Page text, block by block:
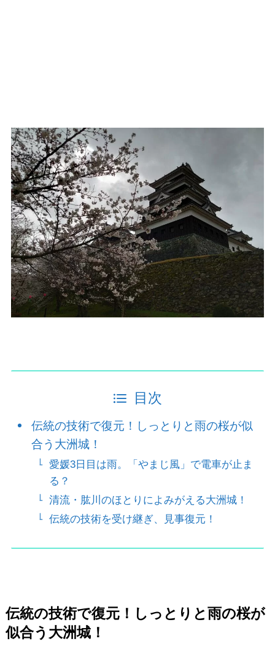
目次
伝統の技術で復元！しっとりと雨の桜が似
合う大洲城！
愛媛3日目は雨。「やまじ風」で電車が止ま
る？
清流・肱川のほとりによみがえる大洲城！
伝統の技術を受け継ぎ、見事復元！
伝統の技術で復元！しっとりと雨の桜が
似合う大洲城！